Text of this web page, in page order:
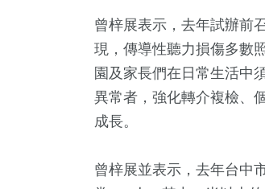
曾梓展表示，去年試辦前
現，傳導性聽力損傷多數
園及家長們在日常生活中
異常者，強化轉介複檢、
成長。
曾梓展並表示，去年台中
+
2023金鐘獎 生